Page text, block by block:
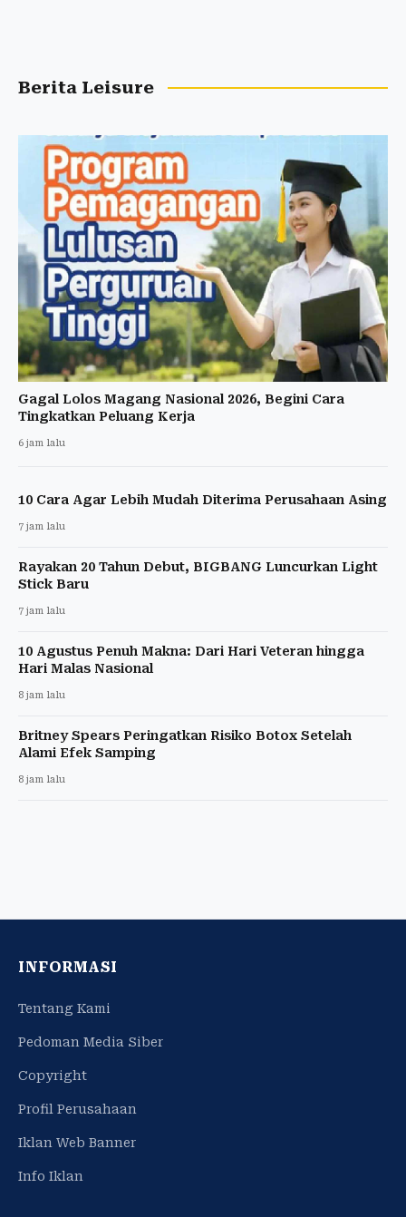
Berita Leisure
Gagal Lolos Magang Nasional 2026, Begini Cara
Tingkatkan Peluang Kerja
6 jam lalu
10 Cara Agar Lebih Mudah Diterima Perusahaan Asing
7 jam lalu
Rayakan 20 Tahun Debut, BIGBANG Luncurkan Light
Stick Baru
7 jam lalu
10 Agustus Penuh Makna: Dari Hari Veteran hingga
Hari Malas Nasional
8 jam lalu
Britney Spears Peringatkan Risiko Botox Setelah
Alami Efek Samping
8 jam lalu
INFORMASI
Tentang Kami
Pedoman Media Siber
Copyright
Profil Perusahaan
Iklan Web Banner
Info Iklan